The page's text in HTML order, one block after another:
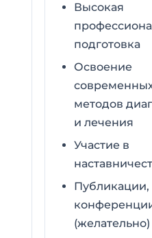
Высокая
подготовка
Освоение
методов
и лечения
Участие в
Публикации,
(желательно)